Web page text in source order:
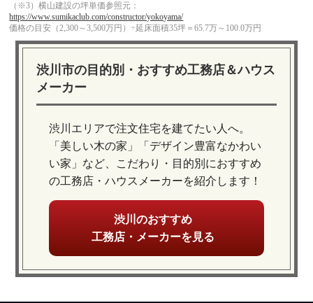
（※3）横山建設の坪単価参照元：
https://www.sumikaclub.com/constructor/yokoyama/
価格の目安（2,300～3,500万円）÷延床面積35坪＝65.7万～100.0万円
渋川市の目的別・おすすめ工務店＆ハウス
メーカー
渋川エリアで注文住宅を建てたい人へ。
「美しい木の家」「デザイン豊富なかわい
い家」など、こだわり・目的別におすすめ
の工務店・ハウスメーカーを紹介します！
渋川のおすすめ
工務店・メーカーを見る